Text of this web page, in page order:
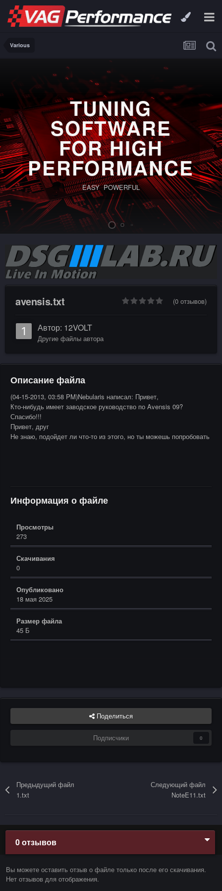
Various
TUNING
SOFTWARE
FOR HIGH
PERFORMANCE
EASY POWERFUL
avensis.txt (0 отзывов)
Автор: 12VOLT
Другие файлы автора
Описание файла
(04-15-2013, 03:58 PM)Nebularis написал: Привет,
Кто-нибудь имеет заводское руководство по Avensis 09?
Спасибо!!!
Привет, друг
Не знаю, подойдет ли что-то из этого, но ты можешь попробовать
Информация о файле
Просмотры
273
Скачивания
0
Опубликовано
18 мая 2025
Размер файла
45 Б
Поделиться
Подписчики 0
Предыдущий файл
1.txt
Следующий файл
NoteE11.txt
0 отзывов
Вы можете оставить отзыв о файле только после его скачивания.
Нет отзывов для отображения.